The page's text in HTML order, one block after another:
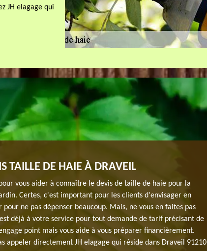
JH elagage qui
TAILLE DE HAIE À DRAVEIL
vous aider à connaître le devis de taille de haie pour la
Certes, c'est important pour les clients d'envisager en
ne pas dépenser beaucoup. Mais, ne vous en faites pas
déjà à votre service pour tout demande de tarif précisant de
point mais vous aide à vous préparer financièrement.
appeler directement JH elagage qui réside dans Draveil 91210